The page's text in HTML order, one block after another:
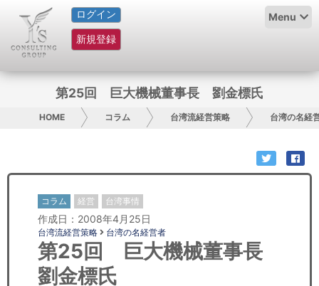
ログイン
新規登録
Menu
HOME
サービス紹介
グループ概要
日本人にPR
コンサルティング
第25回 巨大機械董事長 劉金標氏
HOME コラム 台湾流経営策略 台湾の名経
コラム 経営 台湾事情
作成日：2008年4月25日
台湾流経営策略 台湾の名経営者
第25回 巨大機械董事長
劉金標氏